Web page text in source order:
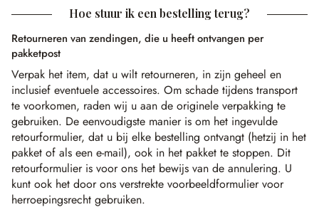
Hoe stuur ik een bestelling terug?
Retourneren van zendingen, die u heeft ontvangen per
pakketpost
Verpak het item, dat u wilt retourneren, in zijn geheel en
inclusief eventuele accessoires. Om schade tijdens transport
te voorkomen, raden wij u aan de originele verpakking te
gebruiken. De eenvoudigste manier is om het ingevulde
retourformulier, dat u bij elke bestelling ontvangt (hetzij in het
pakket of als een e-mail), ook in het pakket te stoppen. Dit
retourformulier is voor ons het bewijs van de annulering. U
kunt ook het door ons verstrekte voorbeeldformulier voor
herroepingsrecht gebruiken.